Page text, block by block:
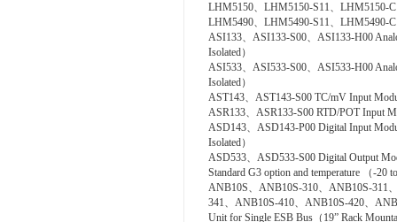
LHM5150、LHM5150-S11、LHM5150-
LHM5490、LHM5490-S11、LHM5490-
ASI133、ASI133-S00、ASI133-H00
Isolated）
ASI533、ASI533-S00、ASI533-H00
Isolated）
AST143、AST143-S00 TC/mV Input
ASR133、ASR133-S00 RTD/POT Input
ASD143、ASD143-P00 Digital Input
Isolated）
ASD533、ASD533-S00 Digital Output
Standard G3 option and temperature （-20
ANB10S、ANB10S-310、ANB10S-311
341、ANB10S-410、ANB10S-420、
Unit for Single ESB Bus（19” Rack